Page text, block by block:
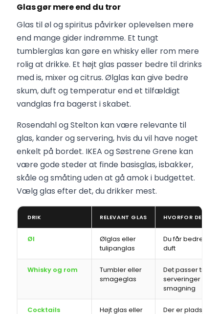
Glas gør mere end du tror
Glas til øl og spiritus påvirker oplevelsen mere
end mange gider indrømme. Et tungt
tumblerglas kan gøre en whisky eller rom mere
rolig at drikke. Et højt glas passer bedre til drinks
med is, mixer og citrus. Ølglas kan give bedre
skum, duft og temperatur end et tilfældigt
vandglas fra bagerst i skabet.
Rosendahl og Stelton kan være relevante til
glas, kander og servering, hvis du vil have noget
enkelt på bordet. IKEA og Søstrene Grene kan
være gode steder at finde basisglas, isbakker,
skåle og småting uden at gå amok i budgettet.
Vælg glas efter det, du drikker mest.
DRIK RELEVANT GLAS HVORFOR DET
Øl
Ølglas eller
tulipanglas
Du får bedre
duft
Whisky og rom
Tumbler eller
smageglas
Det passer til
serveringer og
smagning
Cocktails Højt glas eller Der er plads til